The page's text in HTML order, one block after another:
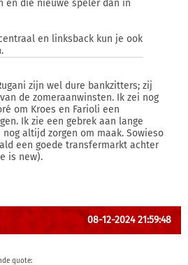
en die nieuwe speler dan in
en linksback kun je ook
zijn wel dure bankzitters; zij
de zomeraanwinsten. Ik zei nog
om Kroes en Farioli een
Ik zie een gebrek aan lange
altijd zorgen om maak. Sowieso
een goede transfermarkt achter
is new).
08-12-2024 21:59:48
quote: